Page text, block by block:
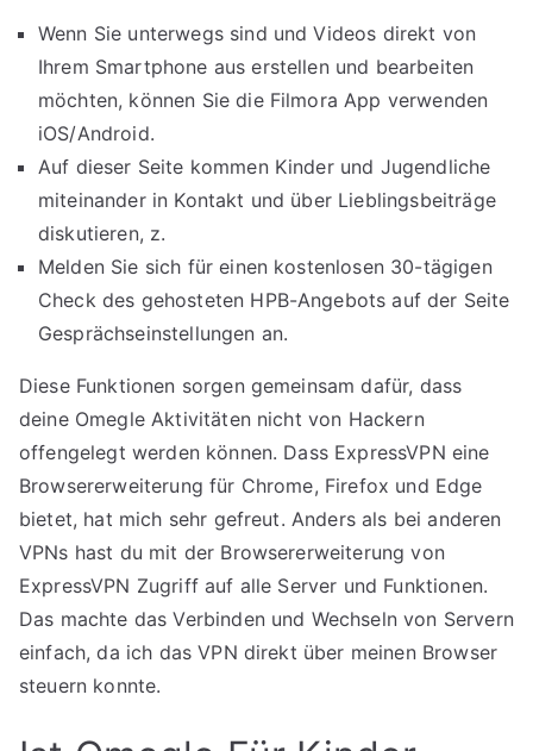
Wenn Sie unterwegs sind und Videos direkt von
Ihrem Smartphone aus erstellen und bearbeiten
möchten, können Sie die Filmora App verwenden
iOS/Android.
Auf dieser Seite kommen Kinder und Jugendliche
miteinander in Kontakt und über Lieblingsbeiträge
diskutieren, z.
Melden Sie sich für einen kostenlosen 30-tägigen
Check des gehosteten HPB-Angebots auf der Seite
Gesprächseinstellungen an.
Diese Funktionen sorgen gemeinsam dafür, dass
deine Omegle Aktivitäten nicht von Hackern
offengelegt werden können. Dass ExpressVPN eine
Browsererweiterung für Chrome, Firefox und Edge
bietet, hat mich sehr gefreut. Anders als bei anderen
VPNs hast du mit der Browsererweiterung von
ExpressVPN Zugriff auf alle Server und Funktionen.
Das machte das Verbinden und Wechseln von Servern
einfach, da ich das VPN direkt über meinen Browser
steuern konnte.